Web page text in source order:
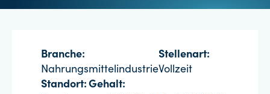
Branche:
Nahrungsmittelindustrie
Stellenart:
Vollzeit
Standort: Gehalt: